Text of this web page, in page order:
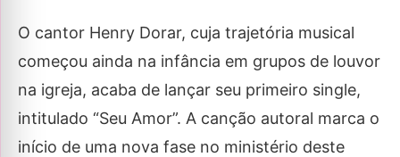
O cantor Henry Dorar, cuja trajetória musical
começou ainda na infância em grupos de louvor
na igreja, acaba de lançar seu primeiro single,
intitulado “Seu Amor”. A canção autoral marca o
início de uma nova fase no ministério deste